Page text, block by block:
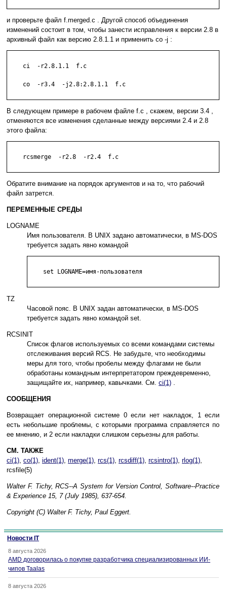
и проверьте файл f.merged.c . Другой способ объединения
изменений состоит в том, чтобы занести исправления к версии 2.8 в
архивный файл как версию 2.8.1.1 и применить co -j :
    ci  -r2.8.1.1  f.c
    co  -r3.4  -j2.8:2.8.1.1  f.c
В следующем примере в рабочем файле f.c , скажем, версии 3.4 ,
отменяются все изменения сделанные между версиями 2.4 и 2.8
этого файла:
    rcsmerge  -r2.8  -r2.4  f.c
Обратите внимание на порядок аргументов и на то, что рабочий
файл затрется.
ПЕРЕМЕННЫЕ СРЕДЫ
LOGNAME
Имя пользователя. В UNIX задано автоматически, в MS-DOS
требуется задать явно командой
    set LOGNAME=имя-пользователя
TZ
Часовой пояс. В UNIX задан автоматически, в MS-DOS
требуется задать явно командой set.
RCSINIT
Список флагов используемых со всеми командами системы
отслеживания версий RCS. Не забудьте, что необходимы
меры для того, чтобы пробелы между флагами не были
обработаны командным интерпретатором преждевременно,
защищайте их, например, кавычками. См. ci(1) .
СООБЩЕНИЯ
Возвращает операционной системе 0 если нет накладок, 1 если
есть небольшие проблемы, с которыми программа справляется по
ее мнению, и 2 если накладки слишком серьезны для работы.
СМ. ТАКЖЕ
ci(1), co(1), ident(1), merge(1), rcs(1), rcsdiff(1), rcsintro(1), rlog(1),
rcsfile(5)
Walter F. Tichy, RCS--A System for Version Control, Software--Practice
& Experience 15, 7 (July 1985), 637-654.
Copyright (C) Walter F. Tichy, Paul Eggert.
Новости IT
8 августа 2026
AMD договорилась о покупке разработчика специализированных ИИ-
чипов Taalas
8 августа 2026